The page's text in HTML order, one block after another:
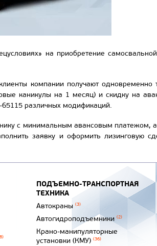
на приобретение
компании получают одновременно
каникулы на 1 месяц) и скидку на
различных модификаций.
с минимальным авансовым платежом,
заявку и оформить лизинговую
ПОДЪЕМНО-ТРАНСПОРТНАЯ
ТЕХНИКА
Автокраны (3)
Автогидроподъемники (2)
Крано-манипуляторные
установки (КМУ) (36)